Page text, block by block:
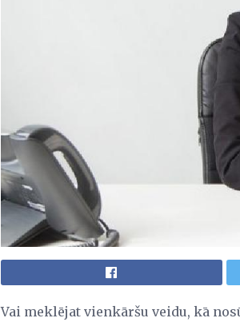
Vai meklējat vienkāršu veidu, kā